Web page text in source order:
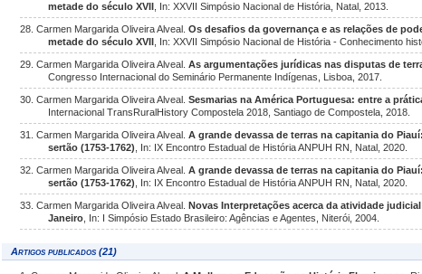
metade do século XVII , In: XXVII Simpósio Nacional de História, Natal, 2013.
28. Carmen Margarida Oliveira Alveal. Os desafios da governança e as relações de
metade do século XVII , In: XXVII Simpósio Nacional de História - Conhecimento
29. Carmen Margarida Oliveira Alveal. As argumentações jurídicas nas disputas de
Congresso Internacional do Seminário Permanente Indígenas, Lisboa, 2017.
30. Carmen Margarida Oliveira Alveal. Sesmarias na América Portuguesa: entre a
Internacional TransRuralHistory Compostela 2018, Santiago de Compostela, 2018.
31. Carmen Margarida Oliveira Alveal. A grande devassa de terras na capitania do
sertão (1753-1762)
, In: IX Encontro Estadual de História ANPUH RN, Natal, 2020.
32. Carmen Margarida Oliveira Alveal. A grande devassa de terras na capitania do
sertão (1753-1762)
, In: IX Encontro Estadual de História ANPUH RN, Natal, 2020.
33. Carmen Margarida Oliveira Alveal. Novas Interpretações acerca da atividade
Janeiro , In: I Simpósio Estado Brasileiro: Agências e Agentes, Niterói, 2004.
Artigos publicados (21)